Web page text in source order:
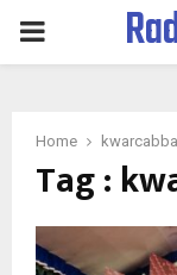
PRIMARY
Home
Tag :